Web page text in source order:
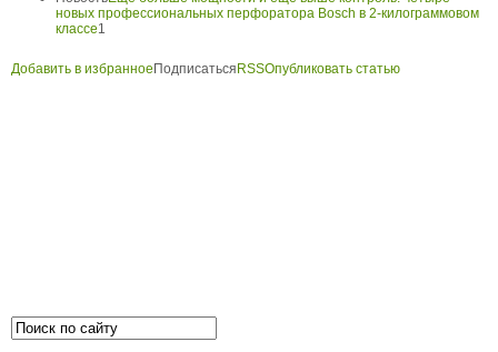
новых профессиональных перфоратора Bosch в 2-килограммовом
классе1
Добавить в избранное Подписаться RSSОпубликовать статью